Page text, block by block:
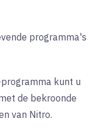
programma's
kunt u
de bekroonde
van Nitro.